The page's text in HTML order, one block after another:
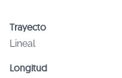
Trayecto
Lineal
Longitud